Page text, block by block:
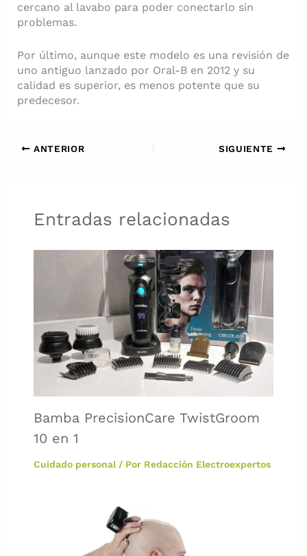
cercano al lavabo para poder conectarlo sin
problemas.
Por último, aunque este modelo es una revisión de
uno antiguo lanzado por Oral-B en 2012 y su
calidad es superior, es menos potente que su
predecesor.
ANTERIOR SIGUIENTE
Entradas relacionadas
Bamba PrecisionCare TwistGroom
10 en 1
Cuidado personal/ Por Redacción Electroexpertos